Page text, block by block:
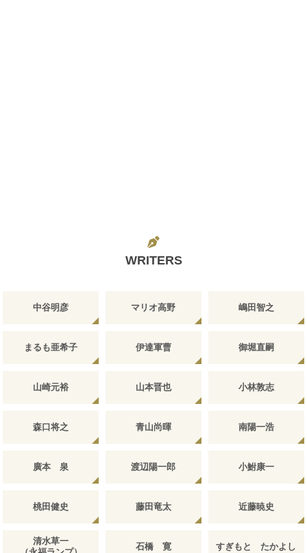
WRITERS
中谷明彦 マリオ高野 嶋田智之
まるも亜希子 伊達軍曹 御堀直嗣
山崎元裕 山本晋也 小林敦志
森口将之 青山尚暉 南陽一浩
廣本 泉 渡辺陽一郎 小鮒康一
桃田健史 藤田竜太 近藤暁史
清水草一
石橋 寛 すぎもと たかよし